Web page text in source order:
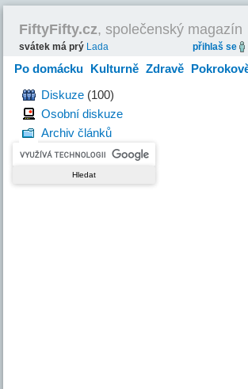
FiftyFifty.cz, společenský magazín
svátek má prý Lada přihlaš se
Po domácku Kulturně Zdravě
HravěDiskuze (100)
Osobní diskuze
Archiv článků